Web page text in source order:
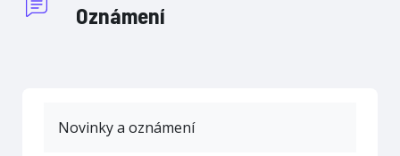
Oznámení
Novinky a oznámení